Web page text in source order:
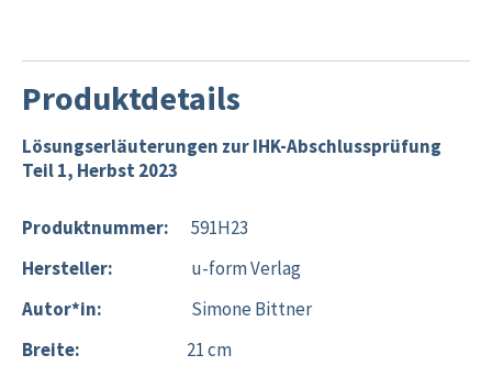
Produktdetails
Lösungserläuterungen zur IHK-Abschlussprüfung
Teil 1, Herbst 2023
Produktnummer:
Hersteller:
Autor*in:
591H23
u-form Verlag
Simone Bittner
Breite:
21 cm